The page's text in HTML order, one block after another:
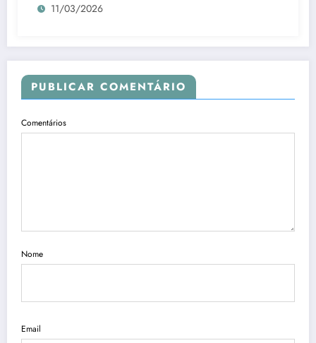
11/03/2026
PUBLICAR COMENTÁRIO
Comentários
Nome
Email